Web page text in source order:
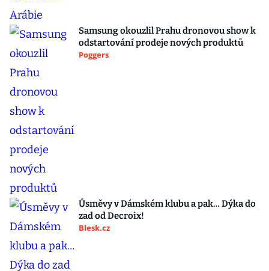
Samsung okouzlil Prahu dronovou show k
odstartování prodeje nových produktů
Poggers
Úsměvy v Dámském klubu a pak… Dýka do
zad od Decroix!
Blesk.cz